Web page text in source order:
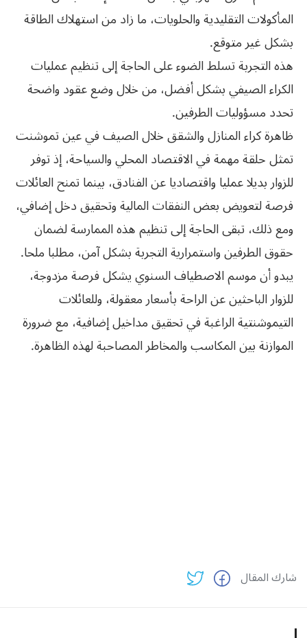
المأكولات التقليدية والحلويات، ما زاد من استهلاك الطاقة
بشكل غير متوقع.
هذه التجربة تسلط الضوء على الحاجة إلى تنظيم عمليات
الكراء الصيفي بشكل أفضل، من خلال وضع عقود واضحة
تحدد مسؤوليات الطرفين.
ظاهرة كراء المنازل والشقق خلال الصيف في عين تموشنت
تمثل حلقة مهمة في الاقتصاد المحلي والسياحة، إذ توفر
للزوار بديلا عمليا واقتصاديا عن الفنادق، بينما تمنح العائلات
فرصة لتعويض بعض النفقات المالية وتحقيق دخل إضافي،
ومع ذلك، تبقى الحاجة إلى تنظيم هذه الممارسة لضمان
حقوق الطرفين واستمرارية التجربة بشكل آمن، مطلبا ملحا.
يبدو أن موسم الاصطياف السنوي يشكل فرصة مزدوجة،
للزوار الباحثين عن الراحة بأسعار معقولة، وللعائلات
التيموشنتية الراغبة في تحقيق مداخيل إضافية، مع ضرورة
الموازنة بين المكاسب والمخاطر المصاحبة لهذه الظاهرة.
شارك المقال